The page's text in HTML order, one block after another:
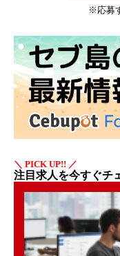
※応募
＼ PICK UP!! ／
注目求人を今すぐチ